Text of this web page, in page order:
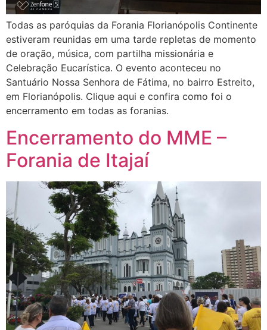
Todas as paróquias da Forania Florianópolis Continente
estiveram reunidas em uma tarde repletas de momento
de oração, música, com partilha missionária e
Celebração Eucarística. O evento aconteceu no
Santuário Nossa Senhora de Fátima, no bairro Estreito,
em Florianópolis. Clique aqui e confira como foi o
encerramento em todas as foranias.
Encerramento do MME –
Forania de Itajaí